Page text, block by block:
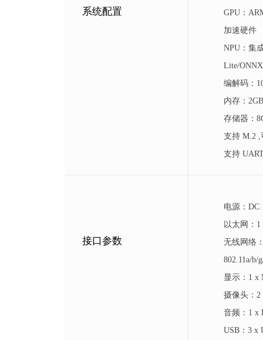
系统配置
GPU：
加速硬件
NPU：集
Lite/
编解码：
内存：
存储器：
支持 M.2 ,
支持
接口参数
电源：DC
以太网：1
无线网络
802.11a/
显示：1 x
摄像头：
音频：1 x
USB：3